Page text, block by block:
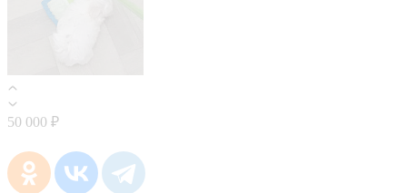
50 000 ₽